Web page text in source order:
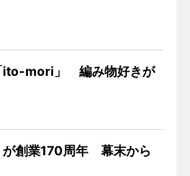
ito-mori」 編み物好きが
が創業170周年 幕末から